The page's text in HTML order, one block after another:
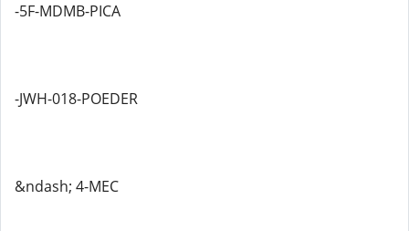
-5F-MDMB-PICA
-JWH-018-POEDER
&ndash; 4-MEC